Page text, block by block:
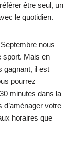
être seul, un
le quotidien.
nous
sport. Mais en
gagnant, il est
pourrez
minutes dans la
d’aménager votre
horaires que